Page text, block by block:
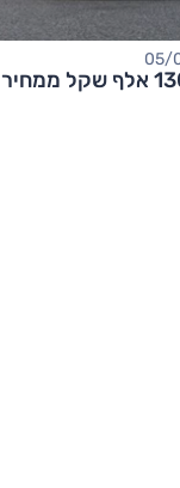
שברולט חותכת 130 אלף שקל ממחיר